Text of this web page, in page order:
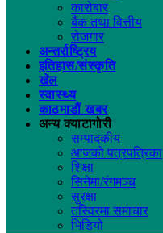
कारोबार
बैंक तथा वित्तीय
रोजगार
अन्तर्राष्ट्रिय
इतिहास/संस्कृति
खेल
स्वास्थ्य
काठमाडौं खबर
अन्य क्याटागोरी
सम्पादकीय
आजको पत्रपत्रिका
शिक्षा
सिनेमा/रंगमञ्च
सुरक्षा
तस्विरमा समाचार
भिडियो